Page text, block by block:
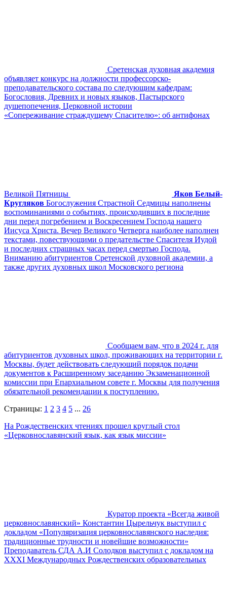
Сретенская духовная академия
объявляет конкурс на должности профессорско-
преподавательского состава по следующим кафедрам:
Богословия, Древних и новых языков, Пастырского
душепопечения, Церковной истории
«Сопереживание страждущему Спасителю»: об антифонах
Великой Пятницы
Яков Белый-
Кругляков Богослужения Страстной Седмицы наполнены
воспоминаниями о событиях, происходивших в последние
дни перед погребением и Воскресением Господа нашего
Иисуса Христа. Вечер Великого Четверга наиболее наполнен
текстами, повествующими о предательстве Спасителя Иудой
и последних страшных часах перед смертью Господа.
Вниманию абитуриентов Сретенской духовной академии, а
также других духовных школ Московского региона
Сообщаем вам, что в 2024 г. для
абитуриентов духовных школ, проживающих на территории г.
Москвы, будет действовать следующий порядок подачи
документов к Расширенному заседанию Экзаменационной
комиссии при Епархиальном совете г. Москвы для получения
обязательной рекомендации к поступлению.
Страницы: 1 2 3 4 5 ... 26
На Рождественских чтениях прошел круглый стол
«Церковнославянский язык, как язык миссии»
Куратор проекта «Всегда живой
церковнославянский» Константин Цырельчук выступил с
докладом «Популяризация церковнославянского наследия:
традиционные трудности и новейшие возможности»
Преподаватель СДА А.И Солодков выступил с докладом на
XXXI Международных Рождественских образовательных